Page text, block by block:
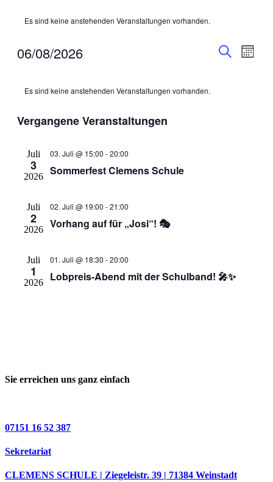
Es sind keine anstehenden Veranstaltungen vorhanden.
Monat
06/08/2026
von
Es sind keine anstehenden Veranstaltungen vorhanden.
Vergangene Veranstaltungen
Juli
3
2026
03. Juli @ 15:00 -20:00
Sommerfest Clemens Schule
Juli
2
2026
02. Juli @ 19:00 -21:00
Vorhang auf für „Josi“! 🎭
Juli
1
2026
01. Juli @ 18:30 -20:00
Lobpreis-Abend mit der Schulband! 🎤✨
Sie erreichen uns ganz einfach
07151 16 52 387
Sekretariat
CLEMENS SCHULE | Ziegeleistr. 39 | 71384 Weinstadt